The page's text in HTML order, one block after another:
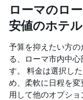
ローマのロ
安値のホテル
予算を抑えたい方
る、ローマ市内中
す。 料金は選択し
め、柔軟に日程を
用して他のオプショ